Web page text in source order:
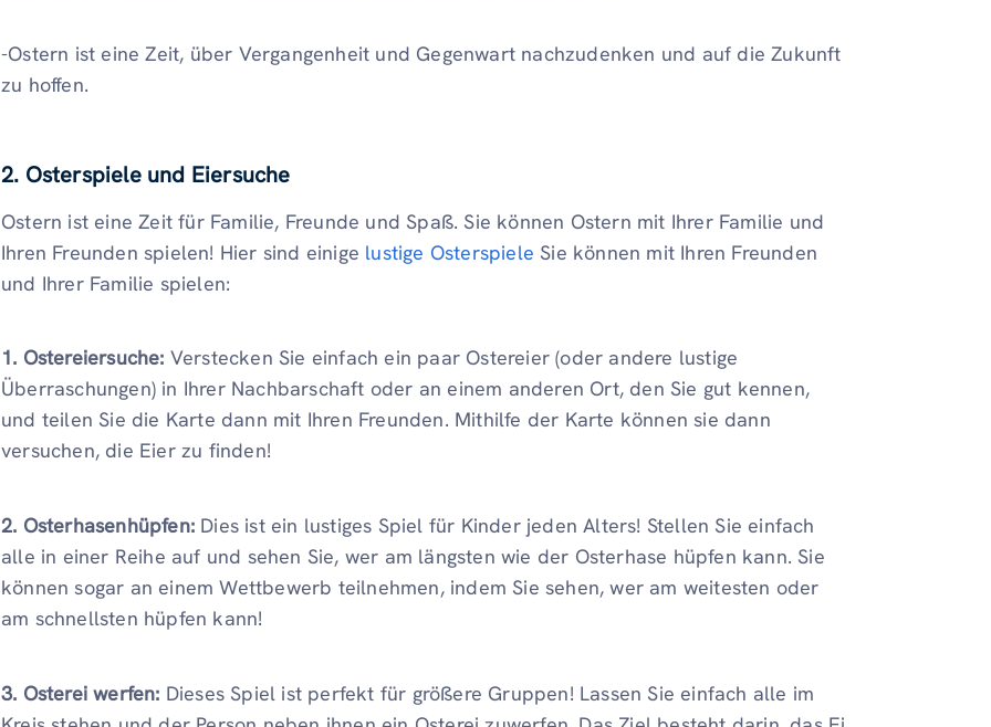
-Ostern ist eine Zeit, über Vergangenheit und Gegenwart nachzudenken und auf die Zukunft
zu hoffen.
2. Osterspiele und Eiersuche
Ostern ist eine Zeit für Familie, Freunde und Spaß. Sie können Ostern mit Ihrer Familie und
Ihren Freunden spielen! Hier sind einige lustige Osterspiele Sie können mit Ihren Freunden
und Ihrer Familie spielen:
1. Ostereiersuche: Verstecken Sie einfach ein paar Ostereier (oder andere lustige
Überraschungen) in Ihrer Nachbarschaft oder an einem anderen Ort, den Sie gut kennen,
und teilen Sie die Karte dann mit Ihren Freunden. Mithilfe der Karte können sie dann
versuchen, die Eier zu finden!
2. Osterhasenhüpfen: Dies ist ein lustiges Spiel für Kinder jeden Alters! Stellen Sie einfach
alle in einer Reihe auf und sehen Sie, wer am längsten wie der Osterhase hüpfen kann. Sie
können sogar an einem Wettbewerb teilnehmen, indem Sie sehen, wer am weitesten oder
am schnellsten hüpfen kann!
3. Osterei werfen: Dieses Spiel ist perfekt für größere Gruppen! Lassen Sie einfach alle im